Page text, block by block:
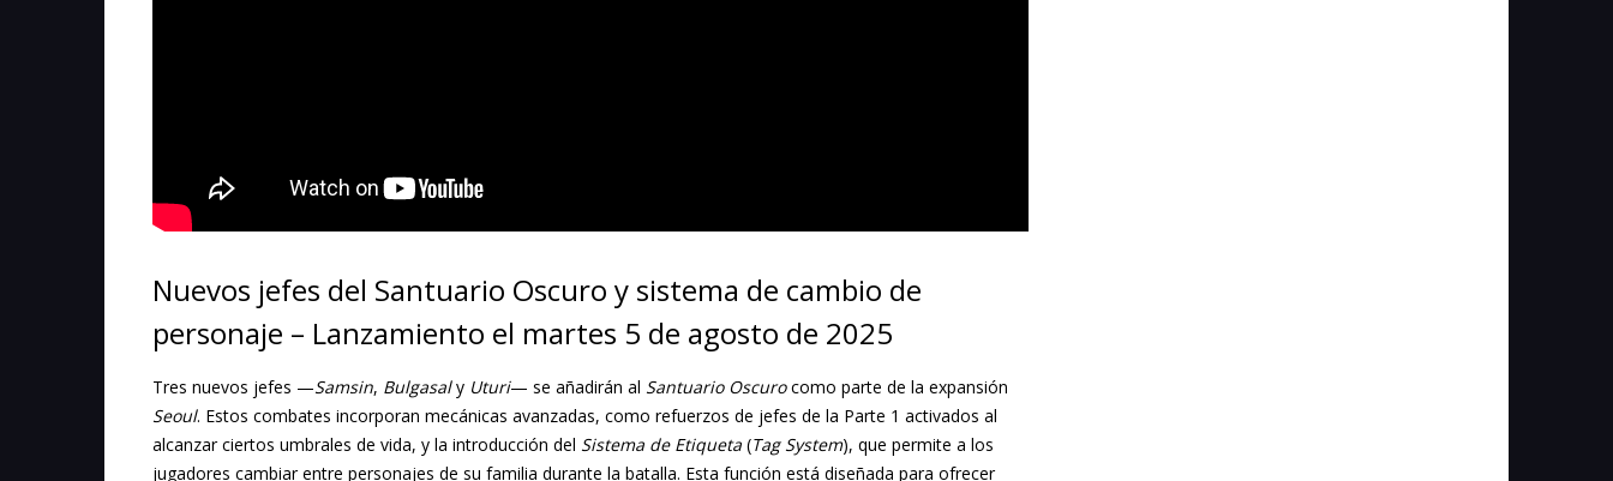
Nuevos jefes del Santuario Oscuro y sistema de cambio de
personaje – Lanzamiento el martes 5 de agosto de 2025
Tres nuevos jefes —Samsin, Bulgasaly Uturi— se añadirán al Santuario Oscurocomo parte de la expansión
Seoul. Estos combates incorporan mecánicas avanzadas, como refuerzos de jefes de la Parte 1 activados al
alcanzar ciertos umbrales de vida, y la introducción del Sistema de Etiqueta (Tag System), que permite a los
jugadores cambiar entre personajes de su familia durante la batalla. Esta función está diseñada para ofrecer